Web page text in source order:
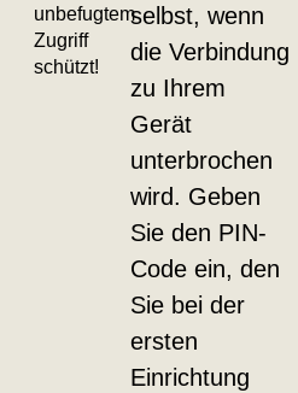
unbefugtem
Zugriff
schützt!
selbst, wenn
die Verbindung
zu Ihrem
Gerät
unterbrochen
wird. Geben
Sie den PIN-
Code ein, den
Sie bei der
ersten
Einrichtung